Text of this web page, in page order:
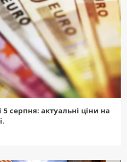
серпня: актуальні ціни на